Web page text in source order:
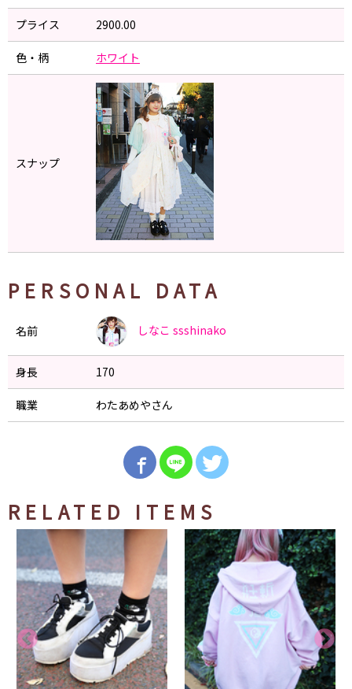
プライス 2900.00
色・柄 ホワイト
スナップ
PERSONAL DATA
名前 しなこ ssshinako
身長 170
職業 わたあめやさん
RELATED ITEMS